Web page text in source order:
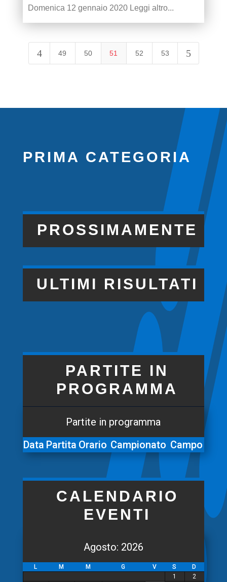
Domenica 12 gennaio 2020 Leggi altro...
4 49 50 51 52 53 5
PRIMA CATEGORIA
PROSSIMAMENTE
ULTIMI RISULTATI
PARTITE IN
PROGRAMMA
Partite in programma
Data Partita Orario Campionato Campo
CALENDARIO
EVENTI
Agosto: 2026
L M M G V S
D
1
2